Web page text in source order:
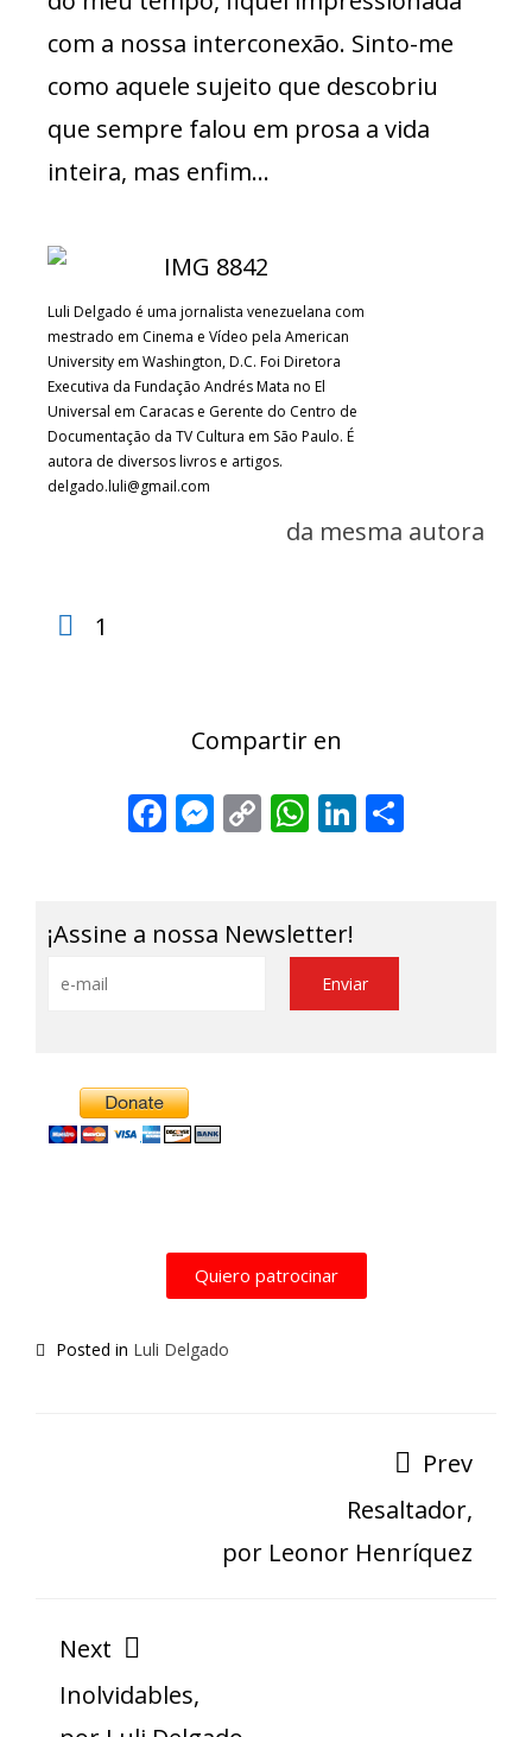
com a nossa interconexão. Sinto-me
como aquele sujeito que descobriu
que sempre falou em prosa a vida
inteira, mas enfim…
Luli Delgado é uma jornalista venezuelana com
mestrado em Cinema e Vídeo pela American
University em Washington, D.C. Foi Diretora
Executiva da Fundação Andrés Mata no El
Universal em Caracas e Gerente do Centro de
Documentação da TV Cultura em São Paulo. É
autora de diversos livros e artigos.
delgado.luli@gmail.com
da mesma autora
1
Compartir en
Facebook
Messenger
CopyWhatsApp
LinkedIn
¡Assine a nossa Newsletter!
Quiero patrocinar
Posted in Luli Delgado
Prev
Resaltador,
por Leonor Henríquez
Next
Inolvidables,